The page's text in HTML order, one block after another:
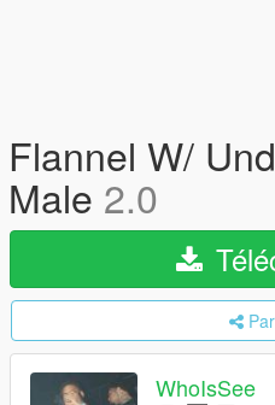
Flannel W/
Male 2.0
WhoIsSee